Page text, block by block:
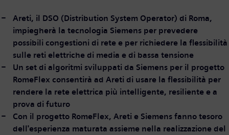
Areti, il DSO (Distribution System Operator) di Roma,
impiegherà la tecnologia Siemens per prevedere
possibili congestioni di rete e per richiedere la flessibilità
sulle reti elettriche di media e di bassa tensione
Un set di algoritmi sviluppati da Siemens per il progetto
RomeFlex consentirà ad Areti di usare la flessibilità per
rendere la rete elettrica più intelligente, resiliente e a
prova di futuro
Con il progetto RomeFlex, Areti e Siemens fanno tesoro
dell'esperienza maturata assieme nella realizzazione del